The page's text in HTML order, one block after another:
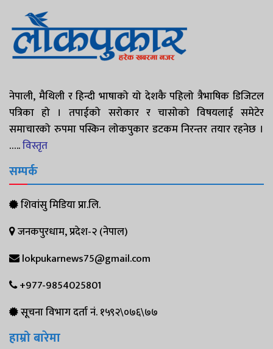
नेपाली, मैथिली र हिन्दी भाषाको यो देशकै पहिलो त्रैभाषिक डिजिटल
पत्रिका हो । तपाईको सरोकार र चासोको विषयलाई समेटेर
समाचारको रुपमा पस्किन लोकपुकार डटकम निरन्तर तयार रहनेछ ।
…..विस्तृत
सम्पर्क
शिवांसु मिडिया प्रा.लि.
जनकपुरधाम, प्रदेश-२ (नेपाल)
lokpukarnews75@gmail.com
+977-9854025801
सूचना विभाग दर्ता नं. १५९२\०७६\७७
हाम्रो बारेमा